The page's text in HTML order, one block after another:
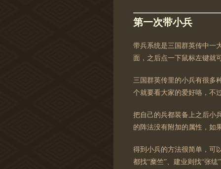
第一次带小兵
带兵系统是三国群英传中一
面，之后点一下鼠标左键就
三国群英传里的小兵有很多
个就要看大家的爱好咯，不
把自己的兵都装备上之后小
的阵法没有附加的属性，如
得到小兵的方法很简单，可
都找“糜竺”、建业则找“张